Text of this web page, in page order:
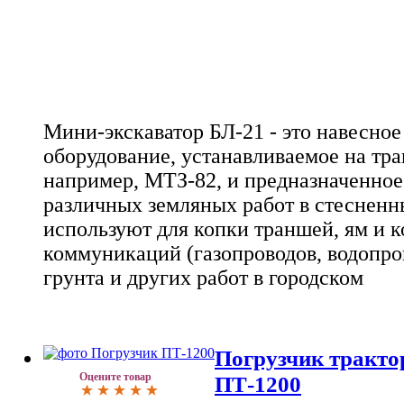
Мини-экскаватор БЛ-21 - это навесное
оборудование, устанавливаемое на
например, МТЗ-82, и
различных земляных работ в
используют для копки траншей, ям и
коммуникаций (газопроводов,
грунта и других работ в городском
Оцените товар
Погрузчик
ПТ-1200